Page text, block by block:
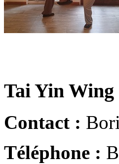
Tai Yin
Contact :
Téléphone :